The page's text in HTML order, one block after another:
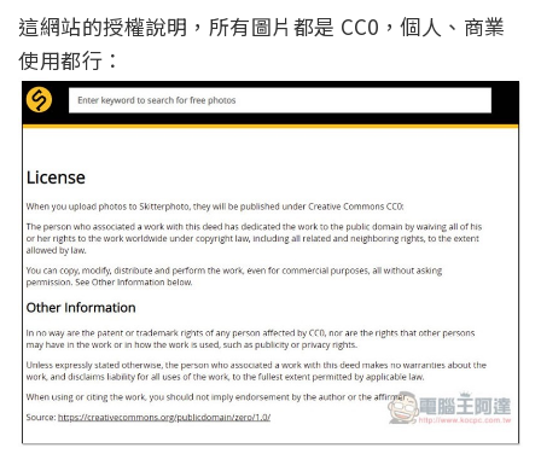
這網站的授權說明，所有圖片都是 CC0，個人、商業
使用都行：